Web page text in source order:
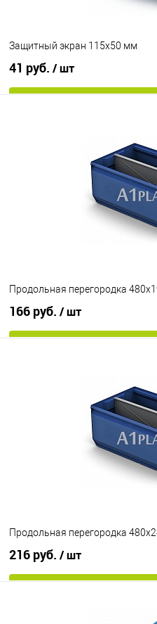
Защитный экран 115х50 мм
41 руб. / шт
Продольная перегородка
166 руб. / шт
Продольная перегородка
216 руб. / шт